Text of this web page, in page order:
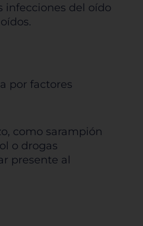
infecciones del oído
por factores
como sarampión
o drogas
presente al